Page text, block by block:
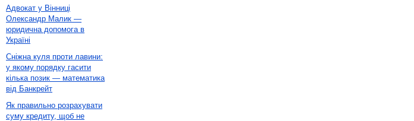
Адвокат у Вінниці
Олександр Малик —
юридична допомога в
Україні
Сніжна куля проти лавини:
у якому порядку гасити
кілька позик — математика
від Банкрейт
Як правильно розрахувати
суму кредиту, щоб не